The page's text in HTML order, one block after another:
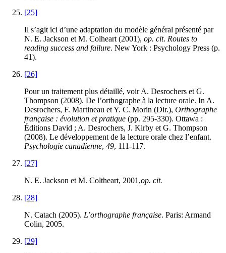
[25]
Il s’agit ici d’une adaptation du modèle général présenté par
N. E. Jackson et M. Colheart (2001), op. cit. Routes to
reading success and failure. New York : Psychology Press (p.
41).
[26]
Pour un traitement plus détaillé, voir A. Desrochers et G.
Thompson (2008). De l’orthographe à la lecture orale. In A.
Desrochers, F. Martineau et Y. C. Morin (Dir.), Orthographe
française : évolution et pratique (pp. 295-330). Ottawa :
Éditions David ; A. Desrochers, J. Kirby et G. Thompson
(2008). Le développement de la lecture orale chez l’enfant.
Psychologie canadienne, 49, 111-117.
[27]
N. E. Jackson et M. Coltheart, 2001,op. cit.
[28]
N. Catach (2005). L’orthographe française. Paris: Armand
Colin, 2005.
[29]